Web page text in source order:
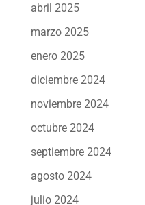
abril 2025
marzo 2025
enero 2025
diciembre 2024
noviembre 2024
octubre 2024
septiembre 2024
agosto 2024
julio 2024